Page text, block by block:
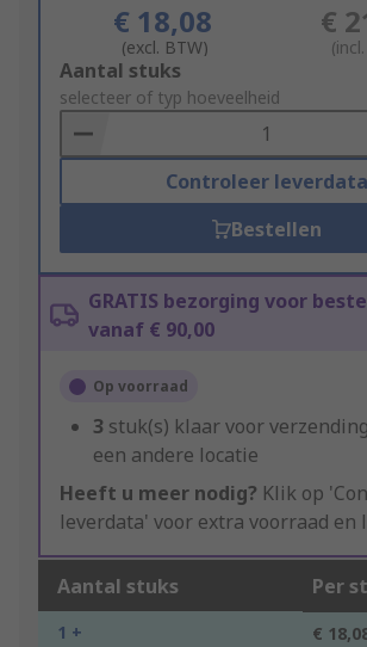
€ 18,08
(excl. BTW)
€
Add
to
Basket
Aantal stuks
selecteer of typ hoeveelheid
Controleer leverdata
Bestellen
GRATIS bezorging voor
vanaf € 90,00
Op voorraad
3 stuk(s) klaar voor
een andere locatie
Heeft u meer nodig? Klik op
leverdata' voor extra voorraad en
Aantal stuks Per
1 + €